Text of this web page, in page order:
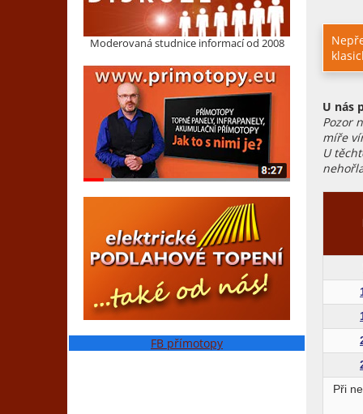
Moderovaná studnice informací od 2008
FB přímotopy
U nás
Pozor
míře
U
Při